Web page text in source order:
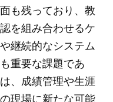
も残っており、教
を組み合わせるケ
継続的なシステム
重要な課題であ
、成績管理や生涯
現場に新たな可能